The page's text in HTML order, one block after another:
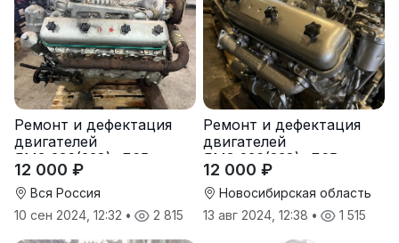
Ремонт и дефектация
двигателей
ЯМЗ-236(238), Д65,
ЯАЗ-204, 4ч-8,5/11, ЗИЛ
12 000 ₽
Вся Россия
10 сен 2024, 12:32 • 2 815
Ремонт и дефектация
двигателей
ЯМЗ-236(238), Д65,
ЯАЗ-204, 4ч-8,5/11, ЗИЛ
12 000 ₽
Новосибирская область
13 авг 2024, 12:38 • 1 515